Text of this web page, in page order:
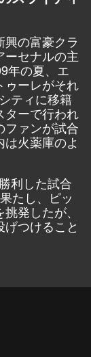
の富豪クラ
ーセナルの主
年の夏、エ
ゥーレがそれ
ティに移籍
ターで行われ
ファンが試合
火薬庫のよ
利した試合
たし、ピッ
発したが、
つけること